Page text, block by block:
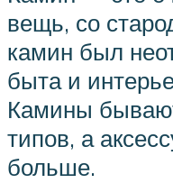
вещь, со
камин был
быта и
Камины
типов, а
больше.